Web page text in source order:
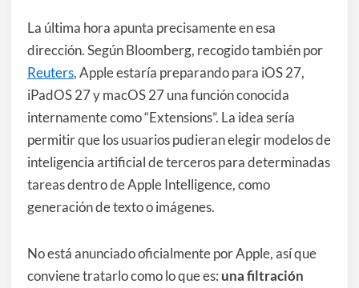
La última hora apunta precisamente en esa
dirección. Según Bloomberg, recogido también por
Reuters, Apple estaría preparando para iOS 27,
iPadOS 27 y macOS 27 una función conocida
internamente como “Extensions”. La idea sería
permitir que los usuarios pudieran elegir modelos de
inteligencia artificial de terceros para determinadas
tareas dentro de Apple Intelligence, como
generación de texto o imágenes.
No está anunciado oficialmente por Apple, así que
conviene tratarlo como lo que es: una filtración